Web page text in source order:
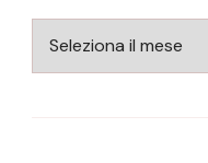
Archivio